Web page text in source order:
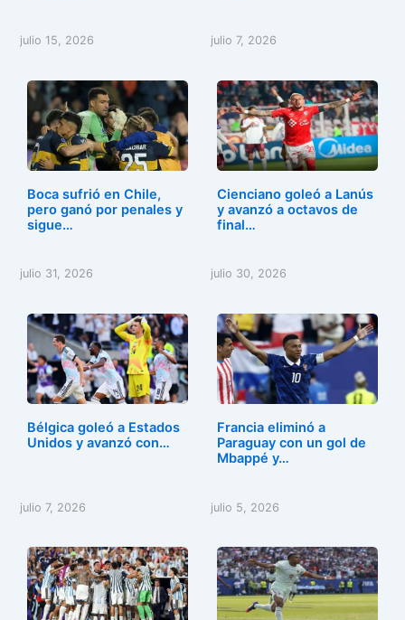
julio 15, 2026 julio 7, 2026
Boca sufrió en Chile,
pero ganó por penales y
sigue…
julio 31, 2026
Cienciano goleó a Lanús
y avanzó a octavos de
final…
julio 30, 2026
Bélgica goleó a Estados
Unidos y avanzó con…
julio 7, 2026
Francia eliminó a
Paraguay con un gol de
Mbappé y…
julio 5, 2026